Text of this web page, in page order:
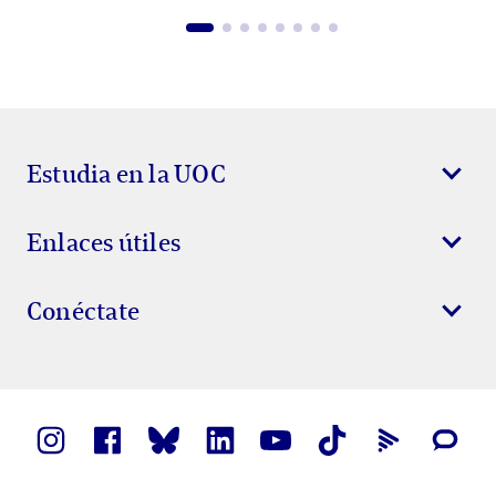
Estudia en la UOC
Enlaces útiles
Conéctate